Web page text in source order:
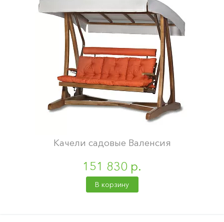
Качели садовые Валенсия
151 830 р.
В корзину